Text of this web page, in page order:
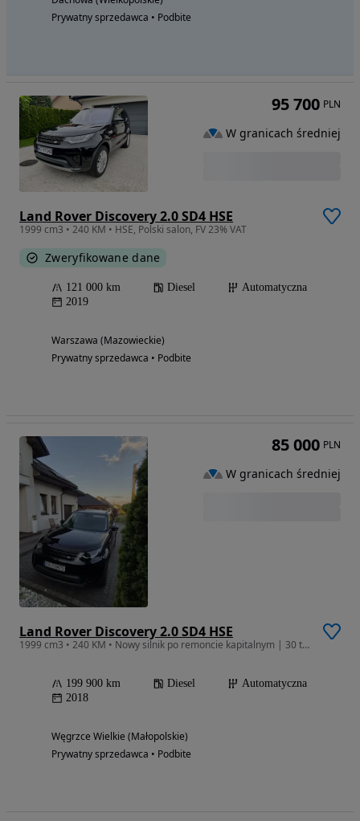
Prywatny sprzedawca • Podbite
Land Rover Discovery 2.0 SD4 HSE
1999 cm3 • 240 KM • HSE, Polski salon, FV 23% VAT
Zweryfikowane dane
121 000 km Diesel
Automatyczna
2019
Warszawa (Mazowieckie)
Prywatny sprzedawca • Podbite
95 700 PLN
W granicach średniej
Land Rover Discovery 2.0 SD4 HSE
1999 cm3 • 240 KM • Nowy silnik po remoncie kapitalnym | 30 tys. km od remontu
199 900 km Diesel
Automatyczna
2018
Węgrzce Wielkie (Małopolskie)
Prywatny sprzedawca • Podbite
85 000 PLN
W granicach średniej